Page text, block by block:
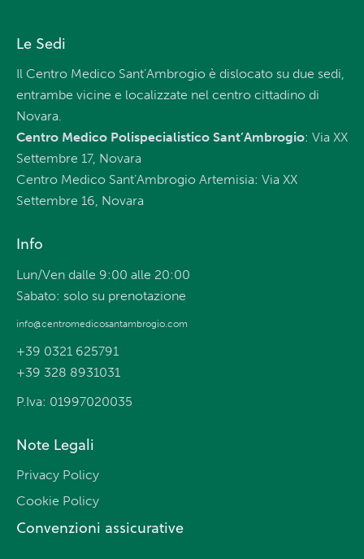
Le Sedi
Il Centro Medico Sant’Ambrogio è dislocato su due sedi,
entrambe vicine e localizzate nel centro cittadino di
Novara.
Centro Medico Polispecialistico Sant’Ambrogio: Via XX
Settembre 17, Novara
Centro Medico Sant’Ambrogio Artemisia: Via XX
Settembre 16, Novara
Info
Lun/Ven dalle 9:00 alle 20:00
Sabato: solo su prenotazione
info@centromedicosantambrogio.com
+39 0321 625791
+39 328 8931031
P.Iva: 01997020035
Note Legali
Privacy Policy
Cookie Policy
Convenzioni assicurative